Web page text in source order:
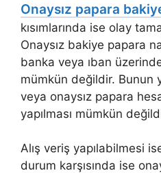
Onaysız papara
kısımlarında ise olay
Onaysız bakiye papara
banka veya ıban
mümkün değildir. Bunun
veya onaysız papara
yapılması mümkün
Alış veriş yapılabilmesi
durum karşısında ise